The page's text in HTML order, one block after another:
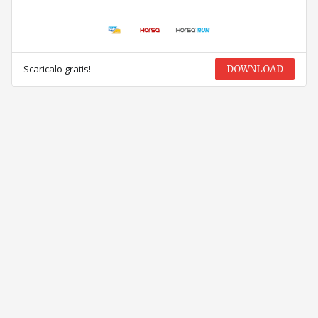
Scaricalo gratis! DOWNLOAD